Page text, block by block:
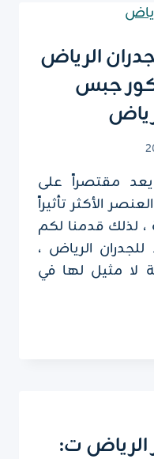
الرياض
ديكور جبس
مقتصراً على
الأكثر تأثيراً
، لذلك قدمنا لكم
الرياض ،
لا مثيل لها في
الرياض ت: